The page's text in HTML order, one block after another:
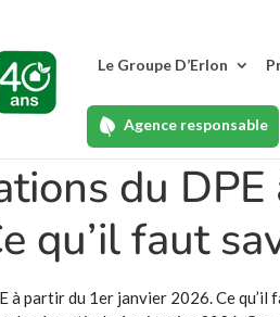
Le Groupe D’Erlon
Agence responsable
du
qu’il faut
à partir du 1er janvier 2026. Ce